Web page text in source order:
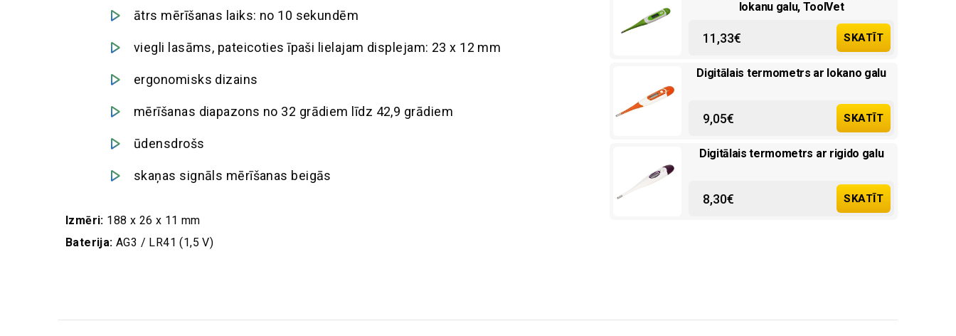
ātrs mērīšanas laiks: no 10 sekundēm
viegli lasāms, pateicoties īpaši lielajam displejam: 23 x 12 mm
ergonomisks dizains
mērīšanas diapazons no 32 grādiem līdz 42,9 grādiem
ūdensdrošs
skaņas signāls mērīšanas beigās
Izmēri: 188 x 26 x 11 mm
Baterija: AG3 / LR41 (1,5 V)
lokanu galu, ToolVet
11,33€ SKATĪT
Digitālais termometrs ar lokano galu
9,05€ SKATĪT
Digitālais termometrs ar rigido galu
8,30€ SKATĪT